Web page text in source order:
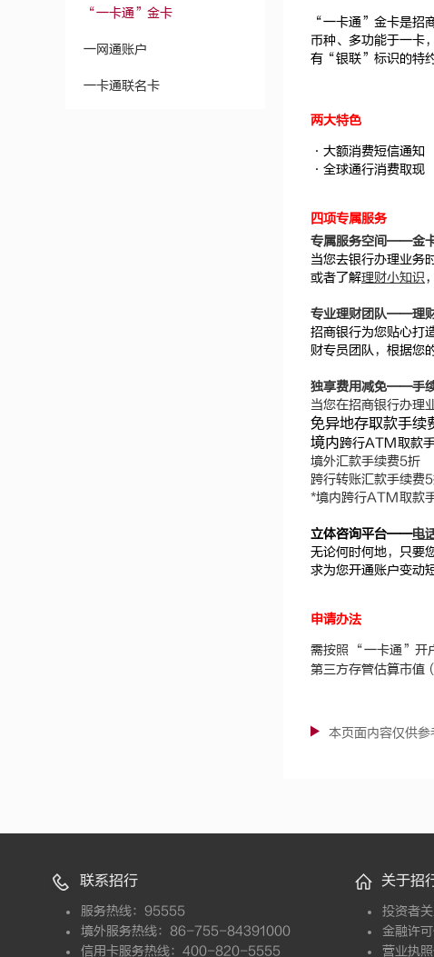
“一卡通”金卡
一网通账户
一卡通联名卡
“一卡通”金卡是招
币种、多功能于一卡
有“银联”标识的特约
两大特色
·大额消费短信通知
·全球通行消费取现
四项专属服务
专属服务空间——金
当您去银行办理业务
或者了解理财小知识
专业理财团队——理
招商银行为您贴心打
财专员团队，根据您
独享费用减免——手
当您在招商银行办理
免异地存取款手续
境内跨行ATM取款
境外汇款手续费5折
跨行转账汇款手续费
*境内跨行ATM取款
立体咨询平台——电
无论何时何地，只要
求为您开通账户变动
申请办法
需按照
“一卡通”开
第三方存管估算市值
本页面内容仅供参
联系招行
服务热线：95555
境外服务热线：86-755-84391000
信用卡服务热线：400-820-5555
关于招
投资者
金融许
营业执